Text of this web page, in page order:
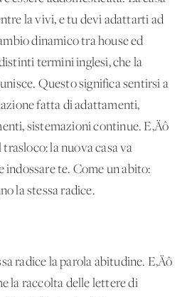
la vivi, e tu devi adattarti ad
dinamico tra house ed
termini inglesi, che la
Questo significa sentirsi a
fatta di adattamenti,
sistemazioni continue. E‚Äô
la nuova casa va
indossare te. Come un abito:
la stessa radice.
radice la parola abitudine. E‚Äô
la raccolta delle lettere di